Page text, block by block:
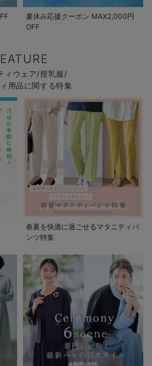
夏休み応援クーポン MAX2,000円
OFF
ィウェア/授乳服/
用品に関する特集
春夏を快適に過ごせるマタニティパ
ンツ特集